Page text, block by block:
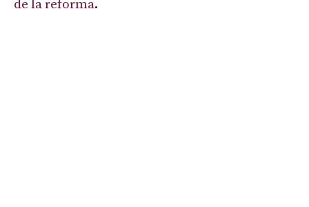
de la reforma.